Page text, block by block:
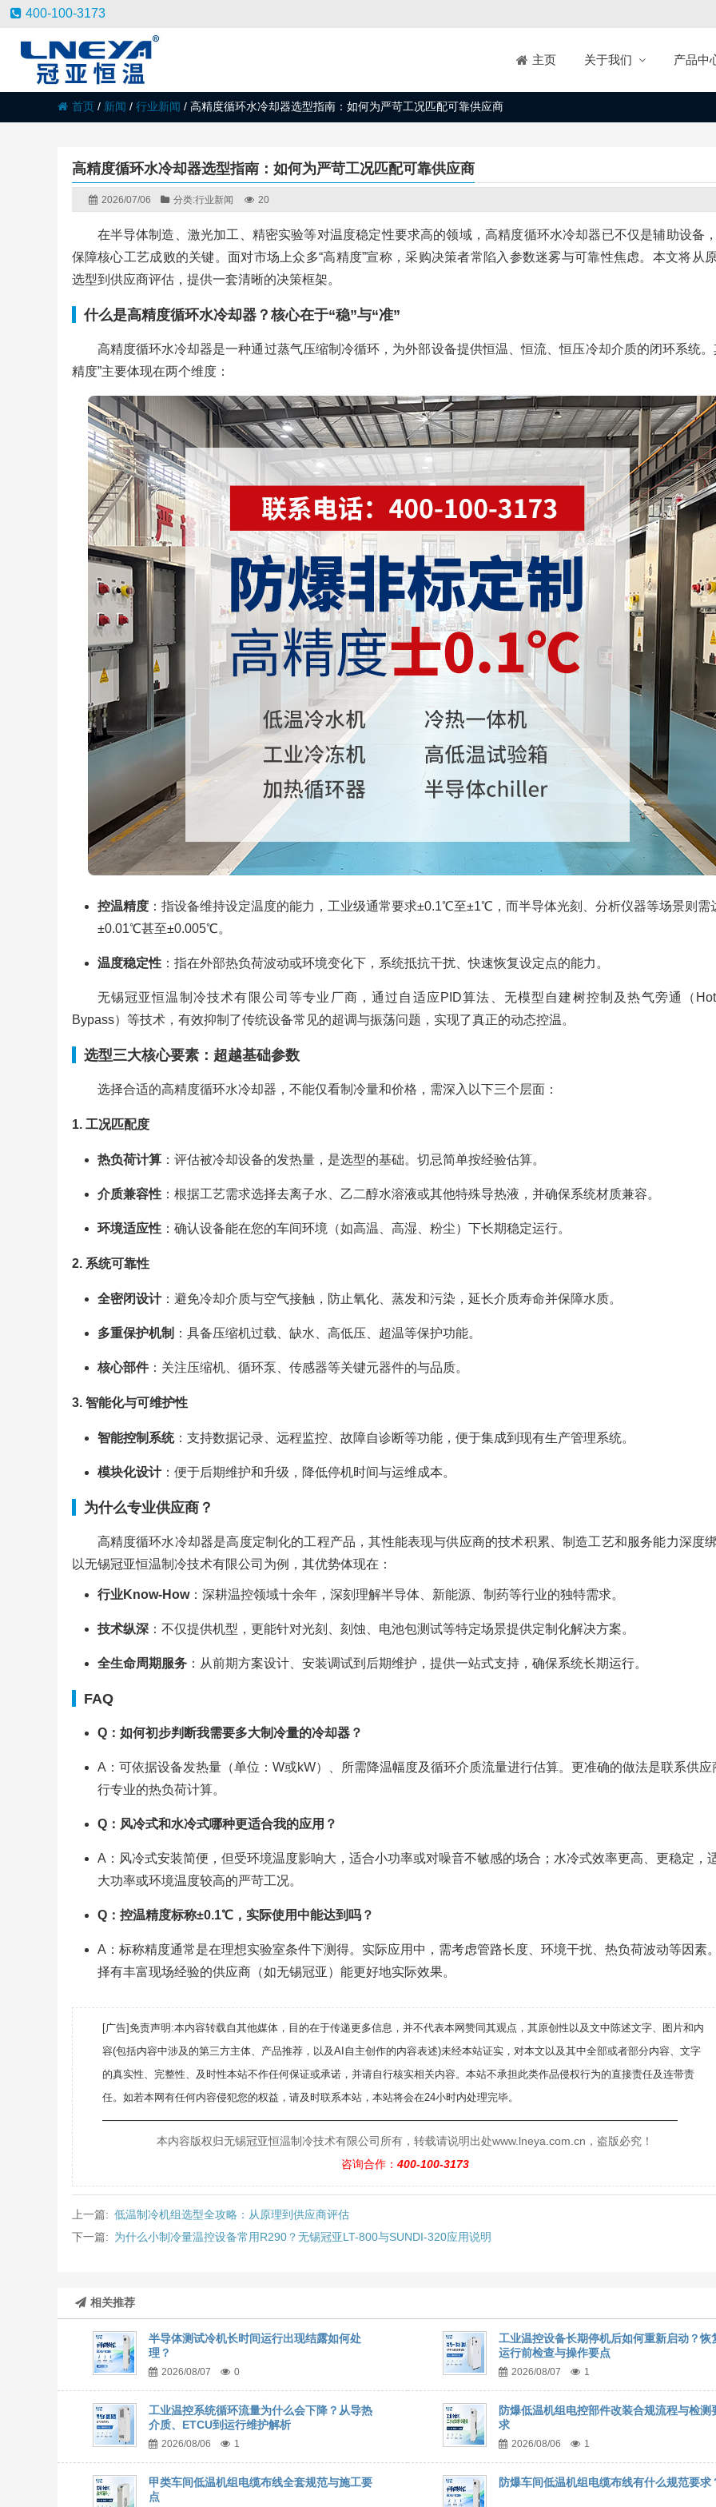
400-100-3173
主页 关于我们 产品中
首页 / 新闻 / 行业新闻 / 高精度循环水冷却器选型指南：如何为严苛工况匹配可靠供应商
高精度循环水冷却器选型指南：如何为严苛工况匹配可靠供应商
2026/07/06 分类:行业新闻 20
在半导体制造、激光加工、精密实验等对温度稳定性要求高的领域，高精度循环水冷却器已不仅是辅助设备
保障核心工艺成败的关键。面对市场上众多“高精度”宣称，采购决策者常陷入参数迷雾与可靠性焦虑。本文将从原
选型到供应商评估，提供一套清晰的决策框架。
什么是高精度循环水冷却器？核心在于“稳”与“准”
高精度循环水冷却器是一种通过蒸气压缩制冷循环，为外部设备提供恒温、恒流、恒压冷却介质的闭环系统。
精度”主要体现在两个维度：
控温精度：指设备维持设定温度的能力，工业级通常要求±0.1℃至±1℃，而半导体光刻、分析仪器等场景则需
±0.01℃甚至±0.005℃。
温度稳定性：指在外部热负荷波动或环境变化下，系统抵抗干扰、快速恢复设定点的能力。
无锡冠亚恒温制冷技术有限公司等专业厂商，通过自适应PID算法、无模型自建树控制及热气旁通（
Bypass）等技术，有效抑制了传统设备常见的超调与振荡问题，实现了真正的动态控温。
选型三大核心要素：超越基础参数
选择合适的高精度循环水冷却器，不能仅看制冷量和价格，需深入以下三个层面：
1. 工况匹配度
热负荷计算：评估被冷却设备的发热量，是选型的基础。切忌简单按经验估算。
介质兼容性：根据工艺需求选择去离子水、乙二醇水溶液或其他特殊导热液，并确保系统材质兼容。
环境适应性：确认设备能在您的车间环境（如高温、高湿、粉尘）下长期稳定运行。
2. 系统可靠性
全密闭设计：避免冷却介质与空气接触，防止氧化、蒸发和污染，延长介质寿命并保障水质。
多重保护机制 ：具备压缩机过载、缺水、高低压、超温等保护功能。
核心部件：关注压缩机、循环泵、传感器等关键元器件的与品质。
3. 智能化与可维护性
智能控制系统：支持数据记录、远程监控、故障自诊断等功能，便于集成到现有生产管理系统。
模块化设计：便于后期维护和升级，降低停机时间与运维成本。
为什么专业供应商？
高精度循环水冷却器是高度定制化的工程产品，其性能表现与供应商的技术积累、制造工艺和服务能力深度绑
以无锡冠亚恒温制冷技术有限公司为例，其优势体现在：
行业Know-How：深耕温控领域十余年，深刻理解半导体、新能源、制药等行业的独特需求。
技术纵深：不仅提供机型，更能针对光刻、刻蚀、电池包测试等特定场景提供定制化解决方案。
全生命周期服务：从前期方案设计、安装调试到后期维护，提供一站式支持，确保系统长期运行。
FAQ
Q：如何初步判断我需要多大制冷量的冷却器？
A：可依据设备发热量（单位：W或kW）、所需降温幅度及循环介质流量进行估算。更准确的做法是联系供应
行专业的热负荷计算。
Q：风冷式和水冷式哪种更适合我的应用？
A：风冷式安装简便，但受环境温度影响大，适合小功率或对噪音不敏感的场合；水冷式效率更高、更稳定，
大功率或环境温度较高的严苛工况。
Q：控温精度标称±0.1℃，实际使用中能达到吗？
A：标称精度通常是在理想实验室条件下测得。实际应用中，需考虑管路长度、环境干扰、热负荷波动等因素
择有丰富现场经验的供应商（如无锡冠亚）能更好地实际效果。
[广告]免责声明:本内容转载自其他媒体，目的在于传递更多信息，并不代表本网赞同其观点，其原创性以及文中陈述文字、图片和内
容(包括内容中涉及的第三方主体、产品推荐，以及AI自主创作的内容表述)未经本站证实，对本文以及其中全部或者部分内容、文字
的真实性、完整性、及时性本站不作任何保证或承诺，并请自行核实相关内容。本站不承担此类作品侵权行为的直接责任及连带责
任。如若本网有任何内容侵犯您的权益，请及时联系本站，本站将会在24小时内处理完毕。
—————————————————————————————————————————————
本内容版权归无锡冠亚恒温制冷技术有限公司所有，转载请说明出处www.lneya.com.cn，盗版必究！
咨询合作： 400-100-3173
上一篇: 低温制冷机组选型全攻略：从原理到供应商评估
下一篇: 为什么小制冷量温控设备常用R290？无锡冠亚LT-800与SUNDI-320应用说明
相关推荐
半导体测试冷机长时间运行出现结露如何处
理？
2026/08/07 0
工业温控设备长期停机后如何重新启动？恢
运行前检查与操作要点
2026/08/07 1
工业温控系统循环流量为什么会下降？从导热
介质、ETCU到运行维护解析
2026/08/06 1
防爆低温机组电控部件改装合规流程与检测
求
2026/08/06 1
甲类车间低温机组电缆布线全套规范与施工要
点
防爆车间低温机组电缆布线有什么规范要求